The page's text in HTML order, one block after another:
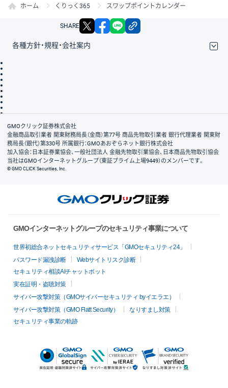
ホーム くりっく365 スワップポイントカレンダー
SHARE X facebook
各種方針・規程・会社案内
会社案内
GMOクリック証券株式会社
金融商品取引業者 関東財務局長（金商）第77号 商品先物取引業者 銀行代理業者 関東財
務局長（銀代）第330号 所属銀行：GMOあおぞらネット銀行株式会社
加入協会：日本証券業協会、一般社団法人 金融先物取引業協会、日本商品先物取引協会
当社はGMOインターネットグループ（東証プライム上場9449）のメンバーです。
© GMO CLICK Securities, Inc.
GMOインターネットグループのセキュリティ事業について
世界初総合ネットセキュリティサービス「GMOセキュリティ24」
パスワード漏洩診断
Webサイトリスク診断
セキュリティ相談AIチャットボット
実在証明・盗聴対策
サイバー攻撃対策（GMOサイバーセキュリティ byイエラエ）
サイバー攻撃対策（GMO Flatt Security）
なりすまし対策
セキュリティ事業の軌跡